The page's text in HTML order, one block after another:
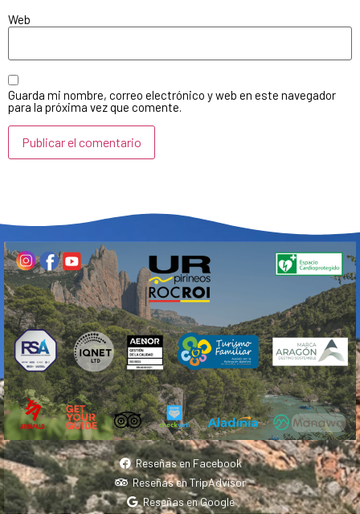
Web
Guarda mi nombre, correo electrónico y web en este navegador
para la próxima vez que comente.
Reseñas en Facebook
Reseñas en TripAdvisor
Reseñas en Google